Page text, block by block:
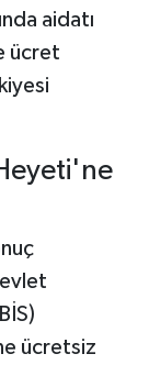
aidatı
ücret
ücretsiz